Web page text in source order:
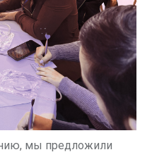
мы предложили